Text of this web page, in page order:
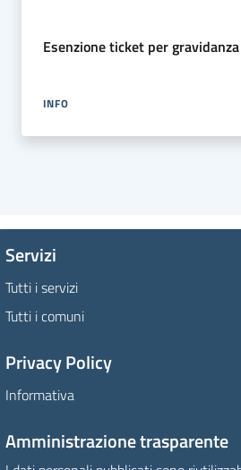
Esenzione ticket per gravidanza
INFO
Servizi
Tutti i servizi
Tutti i comuni
Privacy Policy
Informativa
Amministrazione trasparente